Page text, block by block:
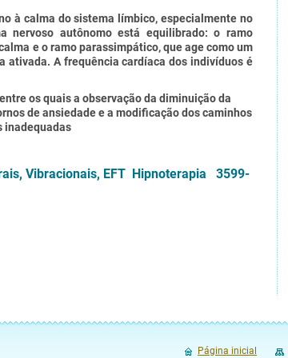
à calma do sistema límbico, especialmente no
nervoso autônomo está equilibrado: o ramo
e o ramo parassimpático, que age como um
ativada. A frequência cardíaca dos indivíduos é
os quais a observação da diminuição da
de ansiedade e a modificação dos caminhos
inadequadas
Vibracionais, EFT Hipnoterapia 3599-
Página inicial